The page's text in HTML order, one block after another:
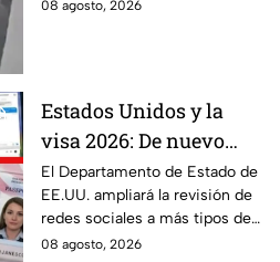
08 agosto, 2026
Estados Unidos y la
visa 2026: De nuevo
revisarán las redes
sociales de mexicanos
que viaje a este país
El Departamento de Estado de
EE.UU. ampliará la revisión de
redes sociales a más tipos de
visa, incluyendo a mexicanos
08 agosto, 2026